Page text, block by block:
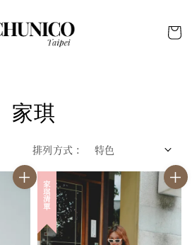
家琪
排列方式 :
家琪清單